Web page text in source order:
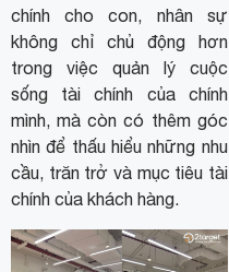
chính cho con, nhân sự
không chỉ chủ động hơn
trong việc quản lý cuộc
sống tài chính của chính
mình, mà còn có thêm góc
nhìn để thấu hiểu những nhu
cầu, trăn trở và mục tiêu tài
chính của khách hàng.